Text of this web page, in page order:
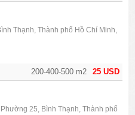
25 USD
200-400-500 m2
Thạnh, Thành phố Hồ Chí Minh,
25, Bình Thạnh, Thành phố